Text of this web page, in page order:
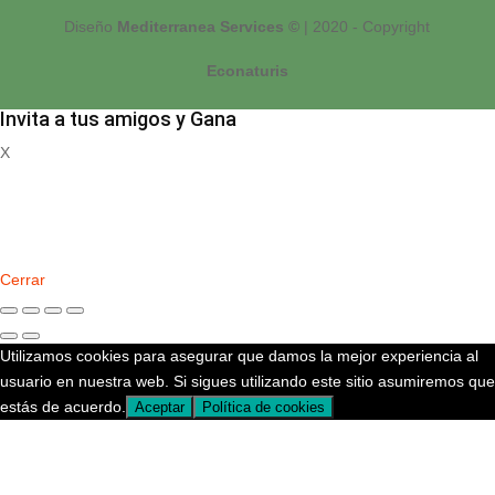
Diseño Mediterranea Services © | 2020 - Copyright
Econaturis
Invita a tus amigos y Gana
X
Cerrar
Utilizamos cookies para asegurar que damos la mejor experiencia al
usuario en nuestra web. Si sigues utilizando este sitio asumiremos que
estás de acuerdo.
Aceptar Política de cookies